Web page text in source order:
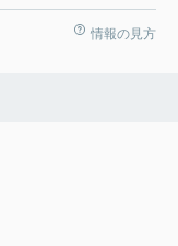
情報の見方